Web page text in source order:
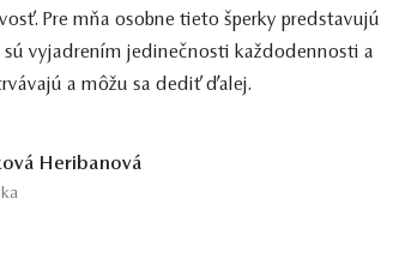
Pre mňa osobne tieto šperky predstavujú
sú vyjadrením jedinečnosti každodennosti a
a môžu sa dediť ďalej.
Heribanová